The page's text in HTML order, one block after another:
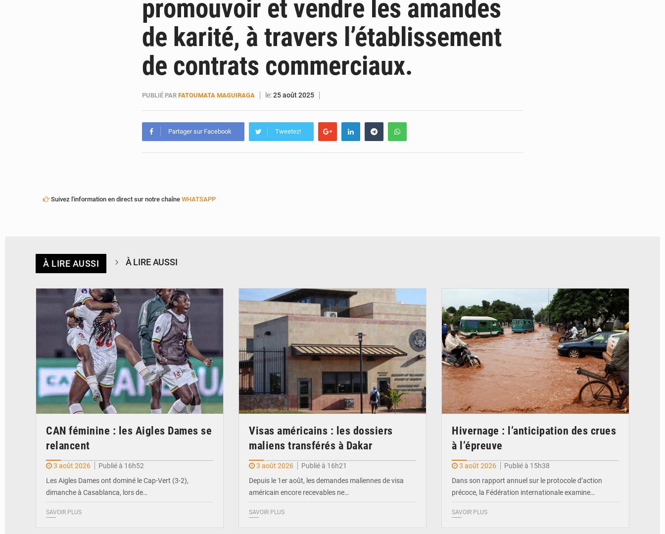
promouvoir et vendre les amandes
de karité, à travers l’établissement
de contrats commerciaux.
PUBLIÉ PAR FATOUMATA MAGUIRAGA le:25 août 2025
Partager sur Facebook Tweetez!
Suivez l'information en direct sur notre chaîne WHATSAPP
À LIRE AUSSI À LIRE AUSSI
© FEMAFOOT
CAN féminine : les Aigles Dames se
relancent
3 août 2026
Publié à 16h52
Les Aigles Dames ont dominé le Cap-Vert (3-2),
dimanche à Casablanca, lors de…
SAVOIR PLUS
Visas américains : les dossiers
maliens transférés à Dakar
3 août 2026
Publié à 16h21
Depuis le 1er août, les demandes maliennes de visa
américain encore recevables ne…
SAVOIR PLUS
Hivernage : l’anticipation des crues
à l’épreuve
3 août 2026
Publié à 15h38
Dans son rapport annuel sur le protocole d’action
précoce, la Fédération internationale examine…
SAVOIR PLUS